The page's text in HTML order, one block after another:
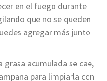
en el fuego durante
que no se queden
agregar más junto
grasa acumulada se cae,
para limpiarla con